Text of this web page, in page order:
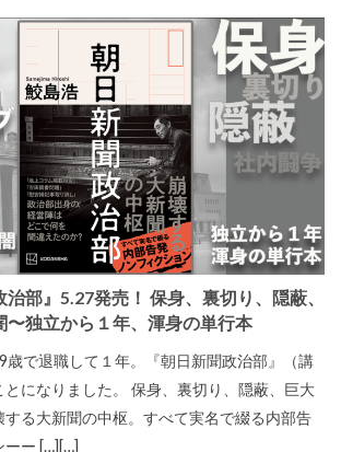
部』5.27発売！ 保身、裏切り、隠蔽、
〜独立から１年、渾身の単行本
歳で退職して１年。『朝日新聞政治部』（講
になりました。 保身、裏切り、隠蔽、巨大
する大新聞の中枢。すべて実名で綴る内部告
ーー […][…]